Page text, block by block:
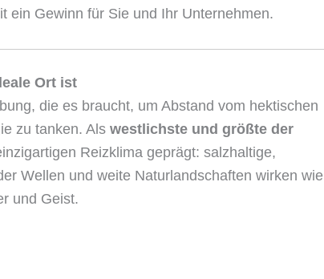
ein Gewinn für Sie und Ihr Unternehmen.
Ort ist
die es braucht, um Abstand vom hektischen
zu tanken. Als westlichste und größte der
Reizklima geprägt: salzhaltige,
Wellen und weite Naturlandschaften wirken wie
und Geist.